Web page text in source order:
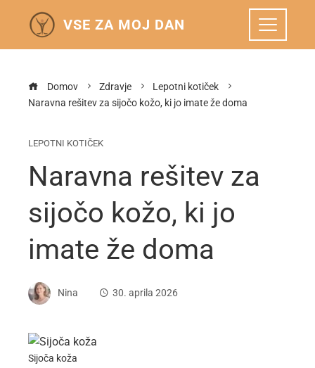
VSE ZA MOJ DAN
Domov Zdravje
Lepotni kotiček
Naravna rešitev za sijočo kožo, ki jo imate že doma
LEPOTNI KOTIČEK
Naravna rešitev za
sijočo kožo, ki jo
imate že doma
Nina 30. aprila 2026
Sijoča koža